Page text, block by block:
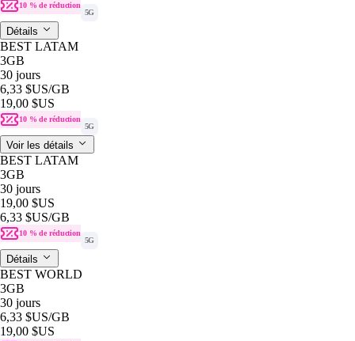
10 % de réduction
5G
Détails
BEST LATAM
3GB
30 jours
6,33 $US/GB
19,00 $US
10 % de réduction
5G
Voir les détails
BEST LATAM
3GB
30 jours
19,00 $US
6,33 $US/GB
10 % de réduction
5G
Détails
BEST WORLD
3GB
30 jours
6,33 $US/GB
19,00 $US